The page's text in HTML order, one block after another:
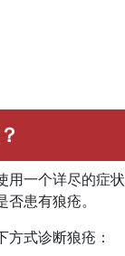
用一个详尽的症状
患有狼疮。
式诊断狼疮：